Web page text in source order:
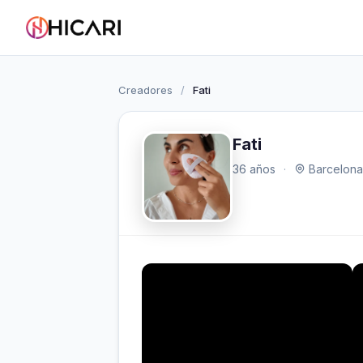
Creadores / Fati
Fati
36 años ·